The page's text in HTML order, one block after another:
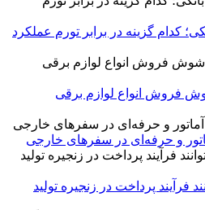
کدام گزینه در برابر تورم عملکرد
فروش انواع لوازم برقی
و حرفه‌ای در سفرهای خارجی
فرآیند پرداخت در زنجیره تولید